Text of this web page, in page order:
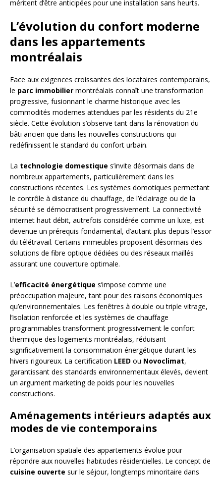
méritent d’être anticipées pour une installation sans heurts.
L’évolution du confort moderne
dans les appartements
montréalais
Face aux exigences croissantes des locataires contemporains,
le parc immobilier montréalais connaît une transformation
progressive, fusionnant le charme historique avec les
commodités modernes attendues par les résidents du 21e
siècle. Cette évolution s’observe tant dans la rénovation du
bâti ancien que dans les nouvelles constructions qui
redéfinissent le standard du confort urbain.
La technologie domestique s’invite désormais dans de
nombreux appartements, particulièrement dans les
constructions récentes. Les systèmes domotiques permettant
le contrôle à distance du chauffage, de l’éclairage ou de la
sécurité se démocratisent progressivement. La connectivité
internet haut débit, autrefois considérée comme un luxe, est
devenue un prérequis fondamental, d’autant plus depuis l’essor
du télétravail. Certains immeubles proposent désormais des
solutions de fibre optique dédiées ou des réseaux maillés
assurant une couverture optimale.
L’efficacité énergétique s’impose comme une
préoccupation majeure, tant pour des raisons économiques
qu’environnementales. Les fenêtres à double ou triple vitrage,
l’isolation renforcée et les systèmes de chauffage
programmables transforment progressivement le confort
thermique des logements montréalais, réduisant
significativement la consommation énergétique durant les
hivers rigoureux. La certification LEED ou Novoclimat,
garantissant des standards environnementaux élevés, devient
un argument marketing de poids pour les nouvelles
constructions.
Aménagements intérieurs adaptés aux
modes de vie contemporains
L’organisation spatiale des appartements évolue pour
répondre aux nouvelles habitudes résidentielles. Le concept de
cuisine ouverte sur le séjour, longtemps minoritaire dans